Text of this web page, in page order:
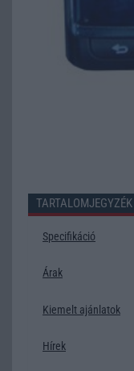
TARTALOMJEGYZÉK
Specifikáció
Árak
Kiemelt ajánlatok
Hírek